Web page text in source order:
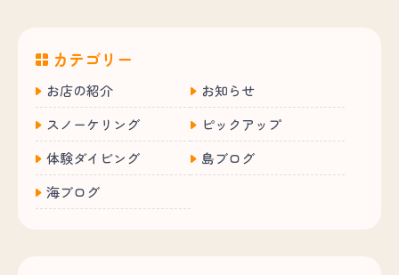
カテゴリー
お店の紹介
お知らせ
スノーケリング
ピックアップ
体験ダイビング
島ブログ
海ブログ